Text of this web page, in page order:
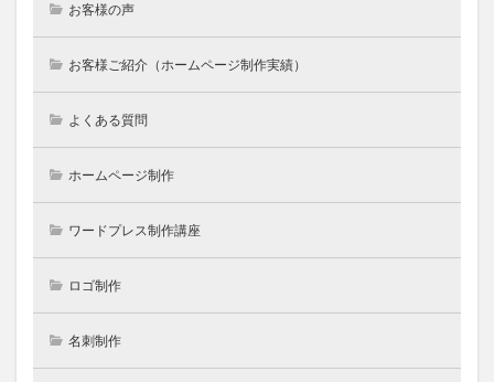
お客様の声
お客様ご紹介（ホームページ制作実績）
よくある質問
ホームページ制作
ワードプレス制作講座
ロゴ制作
名刺制作